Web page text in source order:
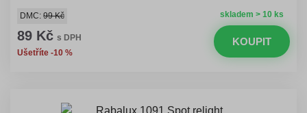
skladem > 10 ks
DMC: 99 Kč
89 Kč s DPH
Ušetříte -10 %
KOUPIT